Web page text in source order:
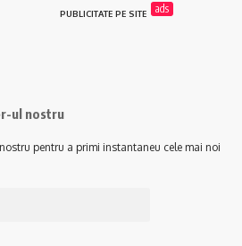
PUBLICITATE PE SITE ads
ul nostru
pentru a primi instantaneu cele mai noi